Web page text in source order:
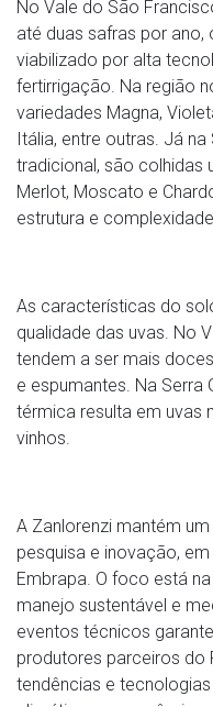
No Vale do São
até duas safras por ano,
viabilizado por alta
fertirrigação. Na região
variedades Magna,
Itália, entre outras. Já na
tradicional, são colhidas
Merlot, Moscato e
estrutura e complexidade.
As características do
qualidade das uvas. No
tendem a ser mais
e espumantes. Na Serra
térmica resulta em uvas
vinhos.
A Zanlorenzi mantém
pesquisa e inovação,
Embrapa. O foco está
manejo sustentável e
eventos técnicos
produtores parceiros do
tendências e